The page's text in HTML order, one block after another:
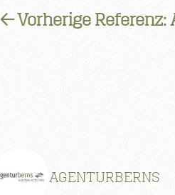
← Vorherige Referenz:
AGENTURBERNS